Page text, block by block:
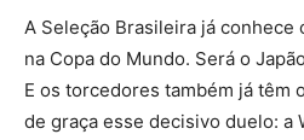
A Seleção Brasileira já
na Copa do Mundo. Será o
E os torcedores também já têm
de graça esse decisivo duelo: a